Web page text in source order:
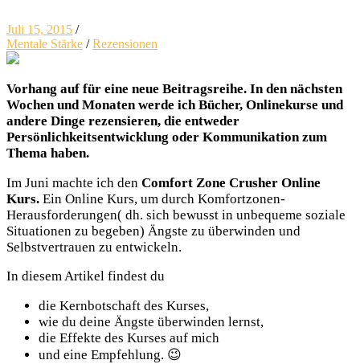
Juli 15, 2015 /
Mentale Stärke /Rezensionen
Vorhang auf für eine neue Beitragsreihe. In den nächsten
Wochen und Monaten werde ich Bücher, Onlinekurse und
andere Dinge rezensieren, die entweder
Persönlichkeitsentwicklung oder Kommunikation zum
Thema haben.
Im Juni machte ich den Comfort Zone Crusher Online
Kurs. Ein Online Kurs, um durch Komfortzonen-
Herausforderungen( dh. sich bewusst in unbequeme soziale
Situationen zu begeben) Ängste zu überwinden und
Selbstvertrauen zu entwickeln.
In diesem Artikel findest du
die Kernbotschaft des Kurses,
wie du deine Ängste überwinden lernst,
die Effekte des Kurses auf mich
und eine Empfehlung. 😉